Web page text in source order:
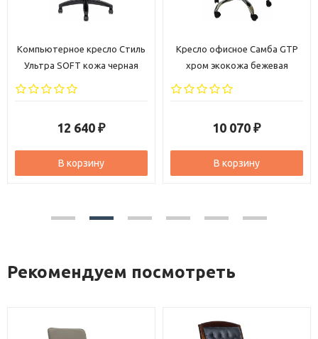
Компьютерное кресло Стиль
Ультра SOFT кожа черная
12 640 ₽
В корзину
Кресло офисное Самба GTP
хром экокожа бежевая
10 070 ₽
В корзину
Рекомендуем посмотреть